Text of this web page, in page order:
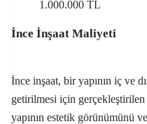
1.000.000 TL
İnce İnşaat Maliyeti
İnce inşaat, bir yapının iç ve
getirilmesi için
yapının estetik görünümünü